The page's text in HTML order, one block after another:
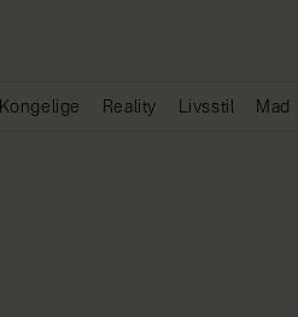
Kongelige Reality Livsstil Mad